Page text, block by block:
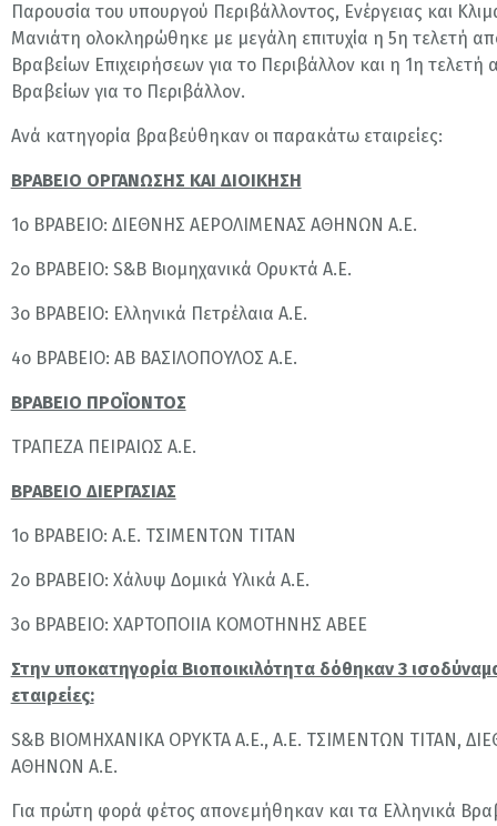
Παρουσία του υπουργού Περιβάλλοντος, Ενέργειας και
Μανιάτη ολοκληρώθηκε με μεγάλη επιτυχία η 5η τελετή
Βραβείων Επιχειρήσεων για το Περιβάλλον και η 1η
Βραβείων για το Περιβάλλον.
Ανά κατηγορία βραβεύθηκαν οι παρακάτω εταιρείες:
ΒΡΑΒΕΙΟ ΟΡΓΑΝΩΣΗΣ ΚΑΙ ΔΙΟΙΚΗΣΗ
1o ΒΡΑΒΕΙΟ: ΔΙΕΘΝΗΣ ΑΕΡΟΛΙΜΕΝΑΣ ΑΘΗΝΩΝ Α.Ε.
2ο ΒΡΑΒΕΙΟ: S&B Βιομηχανικά Ορυκτά Α.Ε.
3ο ΒΡΑΒΕΙΟ: Ελληνικά Πετρέλαια Α.Ε.
4ο ΒΡΑΒΕΙΟ: ΑΒ ΒΑΣΙΛΟΠΟΥΛΟΣ Α.Ε.
ΒΡΑΒΕΙΟ ΠΡΟΪΟΝΤΟΣ
ΤΡΑΠΕΖΑ ΠΕΙΡΑΙΩΣ Α.Ε.
ΒΡΑΒΕΙΟ ΔΙΕΡΓΑΣΙΑΣ
1ο ΒΡΑΒΕΙΟ: Α.Ε. ΤΣΙΜΕΝΤΩΝ ΤΙΤΑΝ
2ο ΒΡΑΒΕΙΟ: Χάλυψ Δομικά Υλικά Α.Ε.
3ο ΒΡΑΒΕΙΟ: ΧΑΡΤΟΠΟΙΙΑ ΚΟΜΟΤΗΝΗΣ ΑΒΕΕ
Στην υποκατηγορία Βιοποικιλότητα δόθηκαν 3
εταιρείες:
S&B ΒΙΟΜΗΧΑΝΙΚΑ ΟΡΥΚΤΑ Α.Ε., Α.Ε. ΤΣΙΜΕΝΤΩΝ ΤΙΤΑΝ,
ΑΘΗΝΩΝ Α.Ε.
Για πρώτη φορά φέτος απονεμήθηκαν και τα Ελληνικά